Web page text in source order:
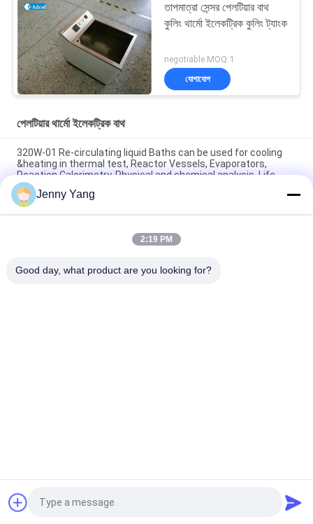
তাপমাত্রা সেন্সর পেলটিয়ার বাথ
কুলিং থার্মো ইলেকট্রিক কুলিং ট্যাংক
negotiable MOQ:1
যোগাযোগ
পেলটিয়ার থার্মো ইলেকট্রিক বাথ
320W-01 Re-circulating liquid Baths can be used for cooling
&heating in thermal test, Reactor Vessels, Evaporators,
Reaction Calorimetry, Physical and chemical analysis, Life
science
320W-02 অ্যাডকল পুনঃসংবহনশীল তরল স্নানগুলি বিস্তৃত তরল দ্রবণের জন্য শীতলকরণ
Jenny Yang
2:19 PM
Good day, what product are you looking for?